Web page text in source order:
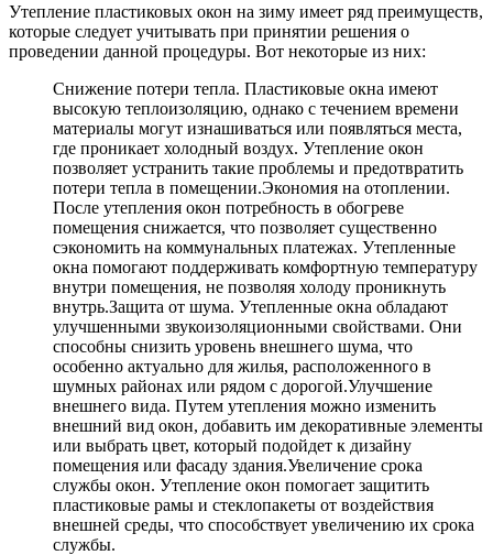
Утепление пластиковых окон на зиму имеет ряд преимуществ,
которые следует учитывать при принятии решения о
проведении данной процедуры. Вот некоторые из них:
Снижение потери тепла. Пластиковые окна имеют
высокую теплоизоляцию, однако с течением времени
материалы могут изнашиваться или появляться места,
где проникает холодный воздух. Утепление окон
позволяет устранить такие проблемы и предотвратить
потери тепла в помещении.Экономия на отоплении.
После утепления окон потребность в обогреве
помещения снижается, что позволяет существенно
сэкономить на коммунальных платежах. Утепленные
окна помогают поддерживать комфортную температуру
внутри помещения, не позволяя холоду проникнуть
внутрь.Защита от шума. Утепленные окна обладают
улучшенными звукоизоляционными свойствами. Они
способны снизить уровень внешнего шума, что
особенно актуально для жилья, расположенного в
шумных районах или рядом с дорогой.Улучшение
внешнего вида. Путем утепления можно изменить
внешний вид окон, добавить им декоративные элементы
или выбрать цвет, который подойдет к дизайну
помещения или фасаду здания.Увеличение срока
службы окон. Утепление окон помогает защитить
пластиковые рамы и стеклопакеты от воздействия
внешней среды, что способствует увеличению их срока
службы.